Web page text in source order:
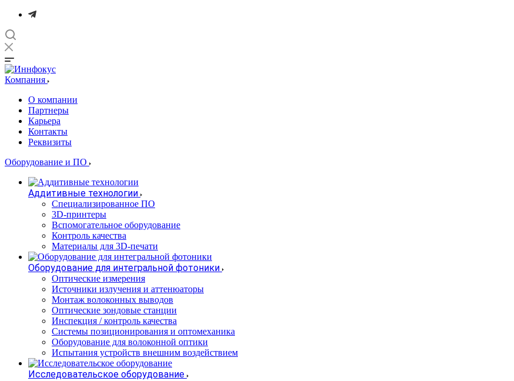
Компания
О компании
Партнеры
Карьера
Контакты
Реквизиты
Оборудование и ПО
Аддитивные технологии
Специализированное ПО
3D-принтеры
Вспомогательное оборудование
Контроль качества
Материалы для 3D-печати
Оборудование для интегральной фотоники
Оптические измерения
Источники излучения и аттенюаторы
Монтаж волоконных выводов
Оптические зондовые станции
Инспекция / контроль качества
Системы позиционирования и оптомеханика
Оборудование для волоконной оптики
Испытания устройств внешним воздействием
Исследовательское оборудование